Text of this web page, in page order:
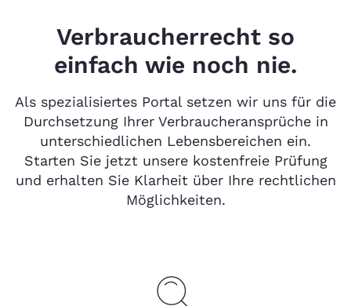
Verbraucherrecht so
einfach wie noch nie.
Als spezialisiertes Portal setzen wir uns für die
Durchsetzung Ihrer Verbraucheransprüche in
unterschiedlichen Lebensbereichen ein.
Starten Sie jetzt unsere kostenfreie Prüfung
und erhalten Sie Klarheit über Ihre rechtlichen
Möglichkeiten.